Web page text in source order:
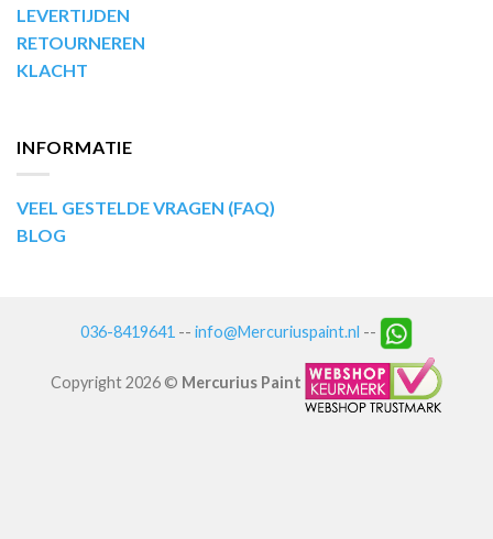
LEVERTIJDEN
RETOURNEREN
KLACHT
INFORMATIE
VEEL GESTELDE VRAGEN (FAQ)
BLOG
036-8419641 -- info@Mercuriuspaint.nl --
Copyright 2026 © Mercurius Paint